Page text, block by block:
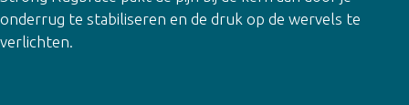
onderrug te stabiliseren en de druk op de wervels te
verlichten.